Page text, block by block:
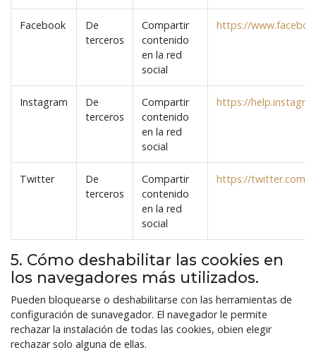
Facebook
De
terceros
Compartir
contenido
en la red
social
https://
Instagram
De
terceros
Compartir
contenido
en la red
social
https://
Twitter
De
terceros
Compartir
contenido
en la red
social
https://twitter.com/
5. Cómo deshabilitar las cookies en
los navegadores más utilizados.
Pueden bloquearse o deshabilitarse con las herramientas de
configuración de sunavegador. El navegador le permite
rechazar la instalación de todas las cookies, obien elegir
rechazar solo alguna de ellas.